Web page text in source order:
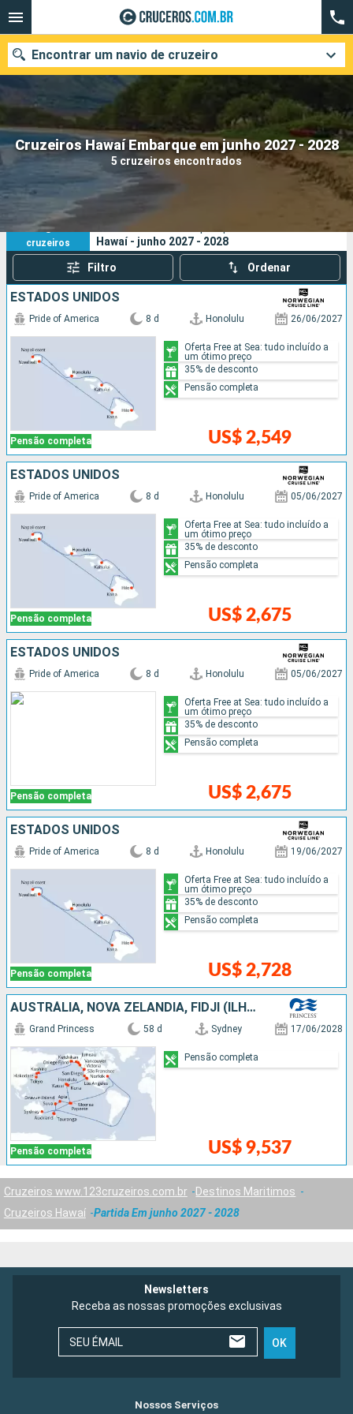
Cruzeiros Hawaí Embarque em junho 2027 - 2028
5 cruzeiros encontrados
Encontrar um navio de cruzeiro
Quando ir?
Data de partida
Cidades
Pesquisar
5
cruzeiros
Hawaí - junho 2027 - 2028
Filtro Ordenar
ESTADOS UNIDOS
Pensão completa
Pride of America 8 d Honolulu 26/06/2027
US$ 2,549
Oferta Free at Sea: tudo incluído a
um ótimo preço
35% de desconto
Pensão completa
ESTADOS UNIDOS
Pensão completa
Pride of America 8 d Honolulu 05/06/2027
US$ 2,675
Oferta Free at Sea: tudo incluído a
um ótimo preço
35% de desconto
Pensão completa
ESTADOS UNIDOS
Pensão completa
Pride of America 8 d Honolulu 05/06/2027
US$ 2,675
Oferta Free at Sea: tudo incluído a
um ótimo preço
35% de desconto
Pensão completa
ESTADOS UNIDOS
Pensão completa
Pride of America 8 d Honolulu 19/06/2027
US$ 2,728
Oferta Free at Sea: tudo incluído a
um ótimo preço
35% de desconto
Pensão completa
AUSTRÁLIA, NOVA ZELÂNDIA, FIDJI (ILHAS), SAMOA, FRANCIA, CANADÁ, ESTADOS UNIDOS, JAPÃO
Pensão completa
Grand Princess 58 d Sydney 17/06/2028
US$ 9,537
Pensão completa
Cruzeiros www.123cruzeiros.com.br
Destinos Maritimos
Cruzeiros Hawaí
Partida Em junho 2027 - 2028
Newsletters
Receba as nossas promoções exclusivas
SEU ÉMAIL OK
Nossos Serviços